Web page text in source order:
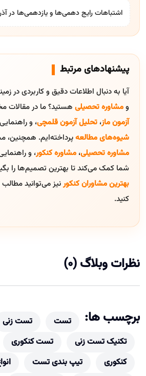
اشتباهات رایج دهمی‌ها و یازدهمی‌ها در
پیشنهادهای مرتبط
آیا به دنبال اطلاعات دقیق و کاربردی در
ومشاوره تحصیلی هستید؟ ما در مقالات
آزمون ماز، تحلیل آزمون قلمچی، و
شیوه‌های مطالعهپرداخته‌ایم. همچنین،
مشاوره تحصیلی، مشاوره کنکور، و
شما کمک می‌کند تا بهترین تصمیم‌ها را
بهترین مشاوران کنکورنیز می‌توانید
کنید.
نظرات وبلاگ (0)
برچسب ها: تست
تست زنی
تکنیک تست زنی
تست کنکوری
کنکوری
تیپ بندی تست